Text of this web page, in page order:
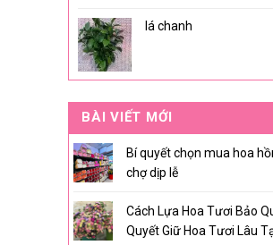
lá chanh
BÀI VIẾT MỚI
Bí quyết chọn mua hoa
chợ dịp lễ
Cách Lựa Hoa Tươi Bảo
Quyết Giữ Hoa Tươi Lâu